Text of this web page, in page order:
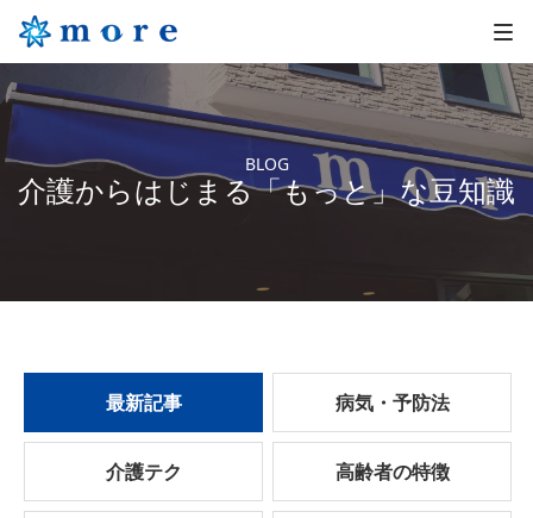
BLOG
介護からはじまる「もっと」な豆知識
最新記事 病気・予防法
介護テク 高齢者の特徴